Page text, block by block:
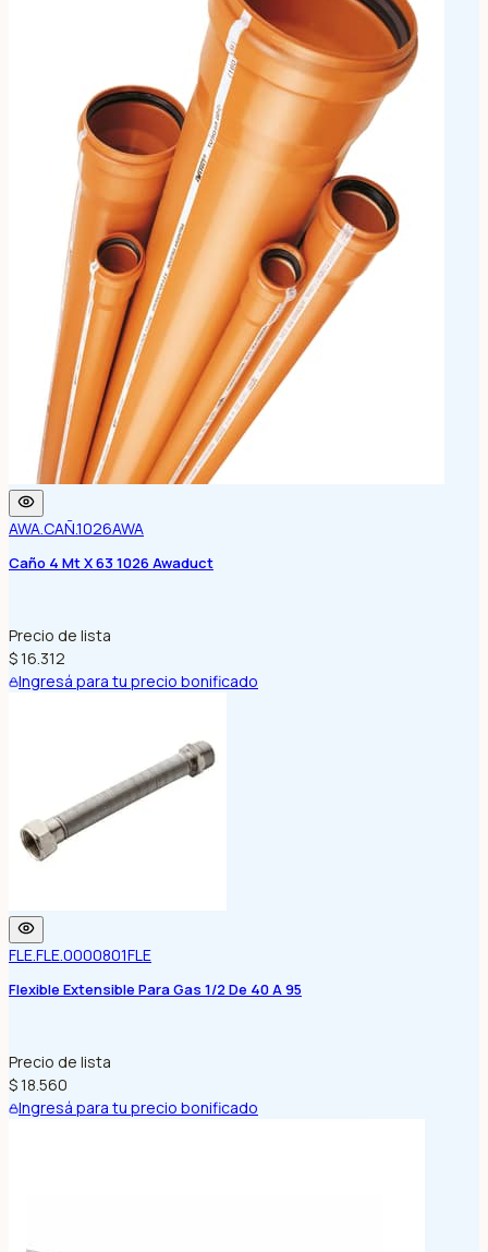
AWA.CAÑ.1026AWA
Caño 4 Mt X 63 1026 Awaduct
Precio de lista
$ 16.312
Ingresá para tu precio bonificado
FLE.FLE.0000801FLE
Flexible Extensible Para Gas 1/2 De 40 A 95
Precio de lista
$ 18.560
Ingresá para tu precio bonificado